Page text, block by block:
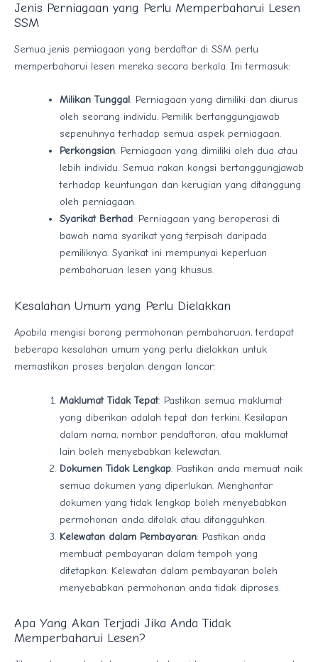
Jenis Perniagaan yang Perlu Memperbaharui Lesen
SSM
Semua jenis perniagaan yang berdaftar di SSM perlu
memperbaharui lesen mereka secara berkala. Ini termasuk:
Milikan Tunggal: Perniagaan yang dimiliki dan diurus
oleh seorang individu. Pemilik bertanggungjawab
sepenuhnya terhadap semua aspek perniagaan.
Perkongsian: Perniagaan yang dimiliki oleh dua atau
lebih individu. Semua rakan kongsi bertanggungjawab
terhadap keuntungan dan kerugian yang ditanggung
oleh perniagaan.
Syarikat Berhad: Perniagaan yang beroperasi di
bawah nama syarikat yang terpisah daripada
pemiliknya. Syarikat ini mempunyai keperluan
pembaharuan lesen yang khusus.
Kesalahan Umum yang Perlu Dielakkan
Apabila mengisi borang permohonan pembaharuan, terdapat
beberapa kesalahan umum yang perlu dielakkan untuk
memastikan proses berjalan dengan lancar:
Maklumat Tidak Tepat: Pastikan semua maklumat
yang diberikan adalah tepat dan terkini. Kesilapan
dalam nama, nombor pendaftaran, atau maklumat
lain boleh menyebabkan kelewatan.
Dokumen Tidak Lengkap: Pastikan anda memuat naik
semua dokumen yang diperlukan. Menghantar
dokumen yang tidak lengkap boleh menyebabkan
permohonan anda ditolak atau ditangguhkan.
Kelewatan dalam Pembayaran: Pastikan anda
membuat pembayaran dalam tempoh yang
ditetapkan. Kelewatan dalam pembayaran boleh
menyebabkan permohonan anda tidak diproses.
Apa Yang Akan Terjadi Jika Anda Tidak
Memperbaharui Lesen?